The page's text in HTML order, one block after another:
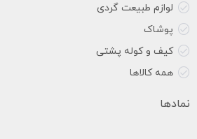
لوازم طبیعت گردی
پوشاک
کیف و کوله پشتی
همه کالاها
نمادها